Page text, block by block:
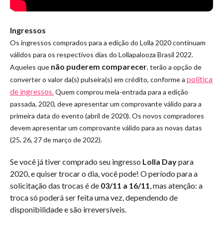
Ingressos
Os ingressos comprados para a edição do Lolla 2020 continuam
válidos para os respectivos dias do Lollapalooza Brasil 2022.
Aqueles que não puderem comparecer, terão a opção de
converter o valor da(s) pulseira(s) em crédito, conforme a política
de ingressos.Quem comprou meia-entrada para a edição
passada, 2020, deve apresentar um comprovante válido para a
primeira data do evento (abril de 2020). Os novos compradores
devem apresentar um comprovante válido para as novas datas
(25, 26, 27 de março de 2022).
Se você já tiver comprado seu ingresso Lolla Daypara
2020, e quiser trocar o dia, você pode! O período para a
solicitação das trocas é de 03/11 a 16/11, mas atenção: a
troca só poderá ser feita uma vez, dependendo de
disponibilidade e são irreversíveis.